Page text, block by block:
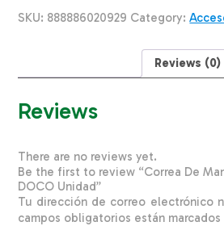
Rojo
SKU: 888886020929 Category:
Reviews (0)
Reviews
There are no reviews yet.
Be the first to review “Correa De
DOCO Unidad”
Tu dirección de correo electrónico
campos obligatorios están marcados